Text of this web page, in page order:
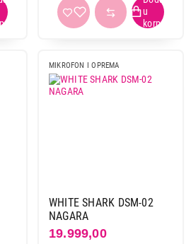
MIKROFON I OPREMA
WHITE SHARK DSM-02
NAGARA
19.999,00